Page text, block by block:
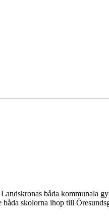
båda kommunala
skolorna ihop till